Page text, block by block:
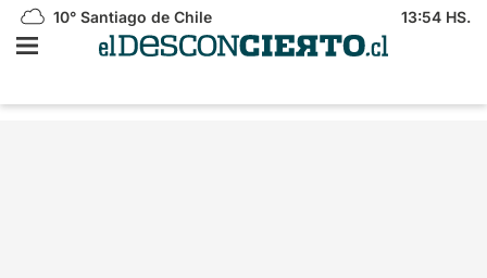
10° Santiago de Chile 13:54 HS.